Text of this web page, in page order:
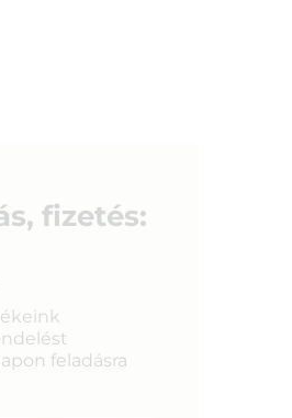
fizetés:
feladásra